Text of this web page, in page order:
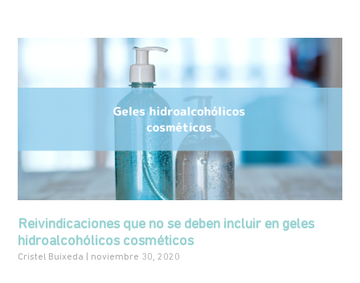
Reivindicaciones que no se deben incluir en geles
hidroalcohólicos cosméticos
Cristel Buixeda noviembre 30, 2020